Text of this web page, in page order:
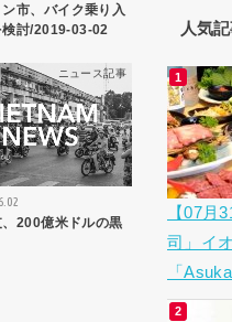
市、バイク乗り入
検討/2019-03-02
ニュース記事
、200億米ドルの黒
人気
【07月
司」イ
「